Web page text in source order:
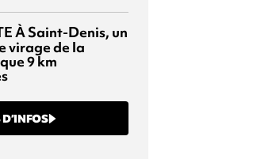
À Saint-Denis, un
virage de la
9 km